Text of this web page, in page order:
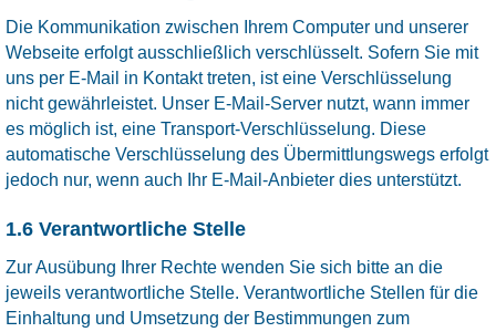
Die Kommunikation zwischen Ihrem Computer und unserer
Webseite erfolgt ausschließlich verschlüsselt. Sofern Sie mit
uns per E-Mail in Kontakt treten, ist eine Verschlüsselung
nicht gewährleistet. Unser E-Mail-Server nutzt, wann immer
es möglich ist, eine Transport-Verschlüsselung. Diese
automatische Verschlüsselung des Übermittlungswegs erfolgt
jedoch nur, wenn auch Ihr E-Mail-Anbieter dies unterstützt.
1.6 Verantwortliche Stelle
Zur Ausübung Ihrer Rechte wenden Sie sich bitte an die
jeweils verantwortliche Stelle. Verantwortliche Stellen für die
Einhaltung und Umsetzung der Bestimmungen zum